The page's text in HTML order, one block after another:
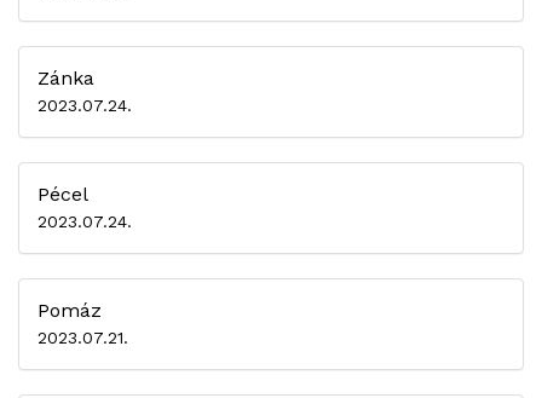
Zánka
2023.07.24.
Pécel
2023.07.24.
Pomáz
2023.07.21.